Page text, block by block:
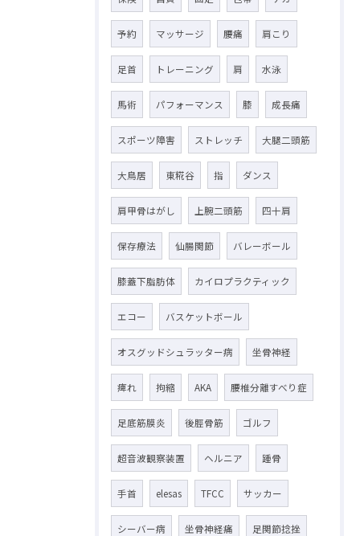
予約 マッサージ 腰痛 肩こり
足首 トレーニング 肩 水泳
馬術 パフォーマンス 膝 成長痛
スポーツ障害 ストレッチ 大腿二頭筋
大鳥居 東糀谷 指 ダンス
肩甲骨はがし 上腕二頭筋 四十肩
保存療法 仙腸関節 バレーボール
膝蓋下脂肪体 カイロプラクティック
エコー バスケットボール
オスグッドシュラッター病 坐骨神経
痺れ 拘縮 AKA 腰椎分離すべり症
足底筋膜炎 後脛骨筋 ゴルフ
超音波観察装置 ヘルニア 踵骨
手首 elesas TFCC サッカー
シーバー病 坐骨神経痛 足関節捻挫